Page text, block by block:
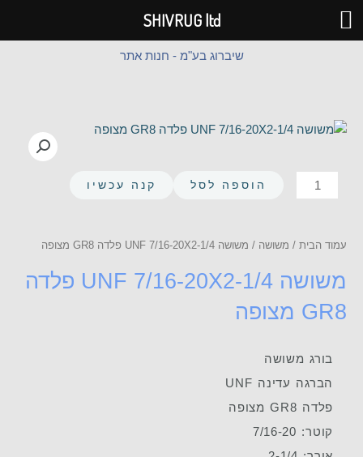
דילוג
לתוכן
שיברוג בע"מ - חנות אתר
כמות
של
20X2-
פלדה
מצופה
הוספה לסל קנה עכשיו
עמוד הבית / משושה / משושה UNF 7/16-20X2-1/4 פלדה GR8 מצופה
משושה UNF 7/16-20X2-1/4 פלדה
GR8 מצופה
בורג משושה
הברגה עדינה UNF
פלדה GR8 מצופה
קוטר: 7/16-20
SHIVRUG ltd